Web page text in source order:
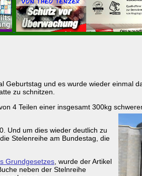
Geburtstag und es wurde wieder einmal
zu schnitzen.
4 Teilen einer insgesamt 300kg
Und um dies wieder deutlich zu
Stelenreihe am Bundestag, die
Grundgesetzes , wurde der Artikel
neben der Stelnreihe